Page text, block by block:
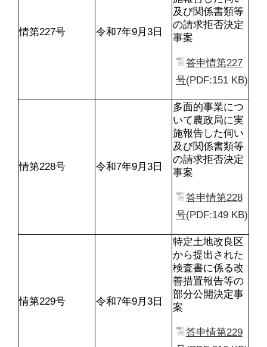
情第227号 令和7年9月3日
及び関係書類等
の請求拒否決定
事案
答申情第227
号(PDF:151 KB)
情第228号 令和7年9月3日
多面的事業につ
いて農政局に実
施報告した伺い
及び関係書類等
の請求拒否決定
事案
答申情第228
号(PDF:149 KB)
情第229号 令和7年9月3日
特定土地改良区
から提出された
検査書に係る改
善措置報告等の
部分公開決定事
案
答申情第229